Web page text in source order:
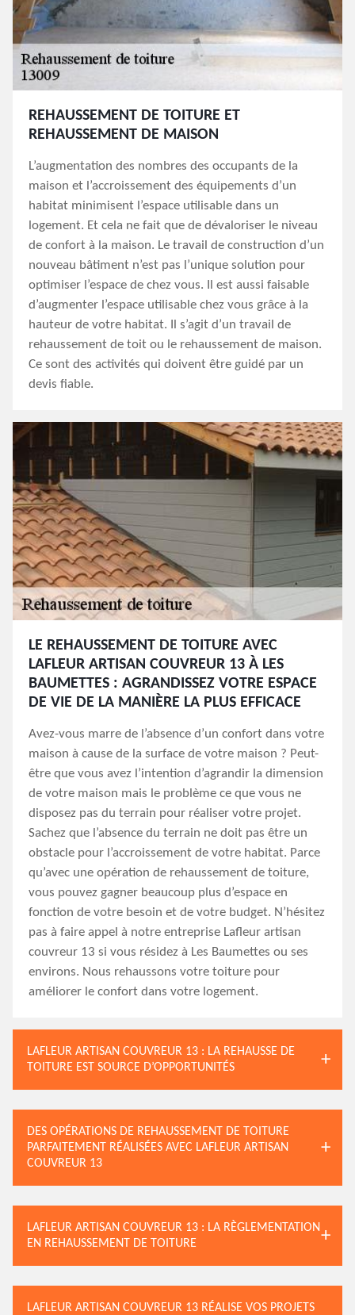
REHAUSSEMENT DE TOITURE ET
REHAUSSEMENT DE MAISON
L’augmentation des nombres des occupants de la
maison et l’accroissement des équipements d’un
habitat minimisent l’espace utilisable dans un
logement. Et cela ne fait que de dévaloriser le niveau
de confort à la maison. Le travail de construction d’un
nouveau bâtiment n’est pas l’unique solution pour
optimiser l’espace de chez vous. Il est aussi faisable
d’augmenter l’espace utilisable chez vous grâce à la
hauteur de votre habitat. Il s’agit d’un travail de
rehaussement de toit ou le rehaussement de maison.
Ce sont des activités qui doivent être guidé par un
devis fiable.
LE REHAUSSEMENT DE TOITURE AVEC
LAFLEUR ARTISAN COUVREUR 13 À LES
BAUMETTES : AGRANDISSEZ VOTRE ESPACE
DE VIE DE LA MANIÈRE LA PLUS EFFICACE
Avez-vous marre de l’absence d’un confort dans votre
maison à cause de la surface de votre maison ? Peut-
être que vous avez l’intention d’agrandir la dimension
de votre maison mais le problème ce que vous ne
disposez pas du terrain pour réaliser votre projet.
Sachez que l’absence du terrain ne doit pas être un
obstacle pour l’accroissement de votre habitat. Parce
qu’avec une opération de rehaussement de toiture,
vous pouvez gagner beaucoup plus d’espace en
fonction de votre besoin et de votre budget. N’hésitez
pas à faire appel à notre entreprise Lafleur artisan
couvreur 13 si vous résidez à Les Baumettes ou ses
environs. Nous rehaussons votre toiture pour
améliorer le confort dans votre logement.
LAFLEUR ARTISAN COUVREUR 13 : LA REHAUSSE DE
TOITURE EST SOURCE D’OPPORTUNITÉS
DES OPÉRATIONS DE REHAUSSEMENT DE TOITURE
PARFAITEMENT RÉALISÉES AVEC LAFLEUR ARTISAN
COUVREUR 13
LAFLEUR ARTISAN COUVREUR 13 : LA RÈGLEMENTATION
EN REHAUSSEMENT DE TOITURE
LAFLEUR ARTISAN COUVREUR 13 RÉALISE VOS PROJETS